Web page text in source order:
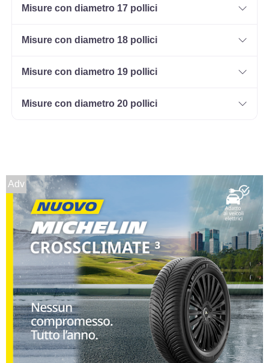
Misure con diametro 17 pollici
Misure con diametro 18 pollici
Misure con diametro 19 pollici
Misure con diametro 20 pollici
Adv